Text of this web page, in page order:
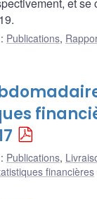
: Publications,
: Publications,
financières